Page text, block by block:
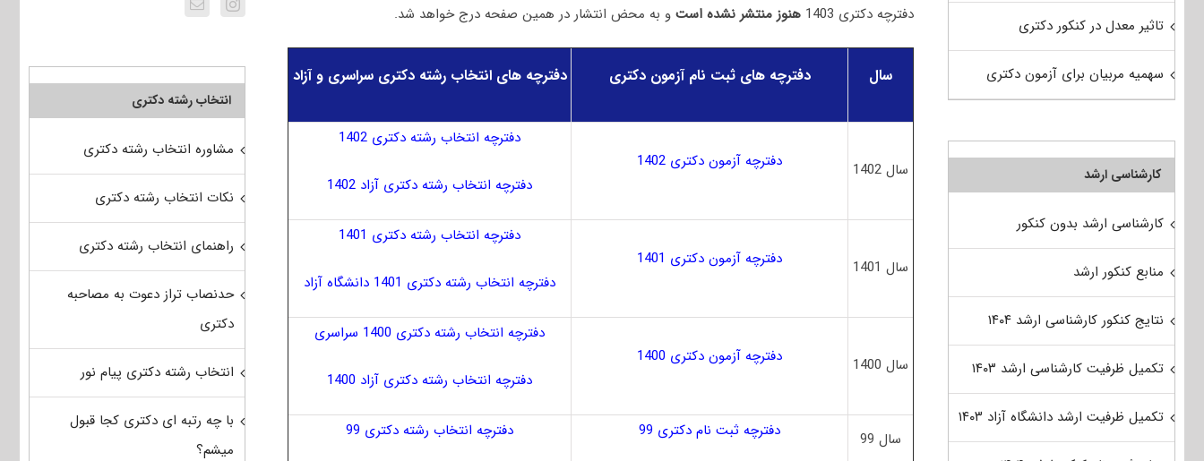
دفترچه دکتری 1403 هنوز منتشر نشده استو به محض انتشار در همین صفحه درج خواهد شد.
سال دفترچه های ثبت نام آزمون دکتری دفترچه های انتخاب رشته دکتری سراسری و آزاد
سال 1402 دفترچه آزمون دکتری 1402
دفترچه انتخاب رشته دکتری 1402
دفترچه انتخاب رشته دکتری آزاد 1402
سال 1401 دفترچه آزمون دکتری 1401
دفترچه انتخاب رشته دکتری 1401
دفترچه انتخاب رشته دکتری 1401 دانشگاه آزاد
سال 1400 دفترچه آزمون دکتری 1400
دفترچه انتخاب رشته دکتری 1400 سراسری
دفترچه انتخاب رشته دکتری آزاد 1400
سال 99 دفترچه ثبت نام دکتری 99 دفترچه انتخاب رشته دکتری 99
انتخاب رشته دکتری
مشاوره انتخاب رشته دکتری
نکات انتخاب رشته دکتری
راهنمای انتخاب رشته دکتری
حدنصاب تراز دعوت به مصاحبه
دکتری
انتخاب رشته دکتری پیام نور
با چه رتبه ای دکتری کجا قبول
میشم؟
تاثیر معدل در کنکور دکتری
سهمیه مربیان برای آزمون دکتری
کارشناسی ارشد
کارشناسی ارشد بدون کنکور
منابع کنکور ارشد
نتایج کنکور کارشناسی ارشد ۱۴۰۴
تکمیل ظرفیت کارشناسی ارشد ۱۴۰۳
تکمیل ظرفیت ارشد دانشگاه آزاد ۱۴۰۳